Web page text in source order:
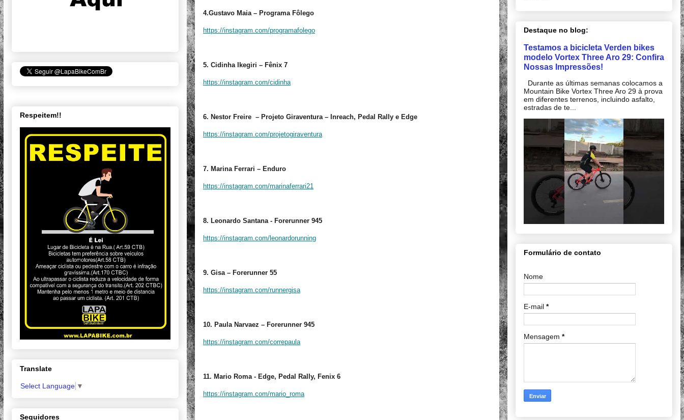
4.Gustavo Maia – Programa Fôlego
https://instagram.com/programafolego
5. Cidinha Ikegiri – Fênix 7
https://instagram.com/cidinha
6. Nestor Freire – Projeto Giraventura – Inreach, Pedal Rally e Edge
https://instagram.com/projetogiraventura
7. Marina Ferrari – Enduro
https://instagram.com/marinaferrari21
8. Leonardo Santana - Forerunner 945
https://instagram.com/leonardorunning
9. Gisa – Forerunner 55
https://instagram.com/runnergisa
10. Paula Narvaez – Forerunner 945
https://instagram.com/correpaula
11. Mario Roma - Edge, Pedal Rally, Fenix 6
https://instagram.com/mario_roma
Respeitem!!
Translate
Select Language ▼
Seguidores
Destaque no blog:
Testamos a bicicleta Verden bikes
modelo Vortex Three Aro 29: Confira
Nossas Impressões!
Durante as últimas semanas colocamos a
Mountain Bike Vortex Three Aro 29 à prova
em diferentes terrenos, incluindo asfalto,
estradas de te...
Formulário de contato
Nome
E-mail *
Mensagem *